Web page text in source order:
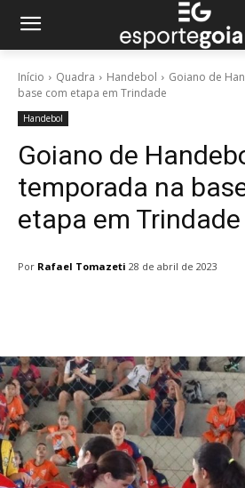
Início Quadra Handebol
Goiano de
base com etapa em Trindade
Handebol
Goiano de
temporada na
etapa em Trindade
Por Rafael Tomazeti 28 de abril de 2023